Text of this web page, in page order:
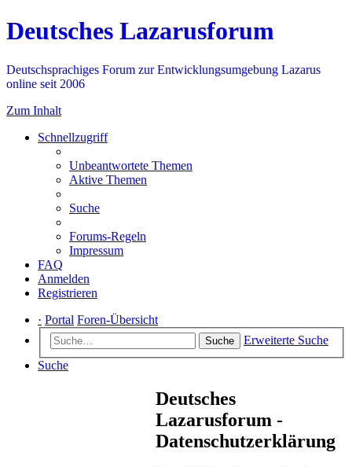
Deutsches Lazarusforum
Deutschsprachiges Forum zur Entwicklungsumgebung Lazarus
online seit 2006
Zum Inhalt
Schnellzugriff
Unbeantwortete Themen
Aktive Themen
Suche
Forums-Regeln
Impressum
FAQ
Anmelden
Registrieren
· Portal Foren-Übersicht
Suche
Erweiterte Suche
Suche
Deutsches
Lazarusforum -
Datenschutzerklärung